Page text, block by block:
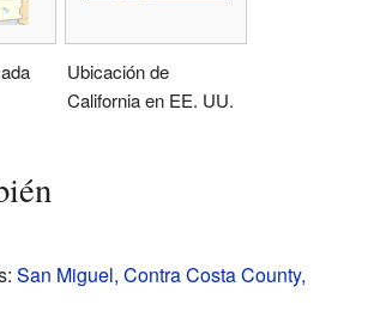
Ubicación de
California en EE. UU.
San Miguel, Contra Costa County,